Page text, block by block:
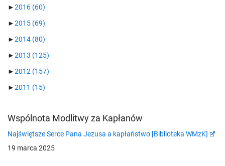
►2016 (60)
►2015 (69)
►2014 (80)
►2013 (125)
►2012 (157)
►2011 (15)
Wspólnota Modlitwy za Kapłanów
Najświętsze Serce Pana Jezusa a kapłaństwo [Biblioteka WMzK]
19 marca 2025